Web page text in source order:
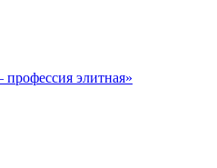
элитная»